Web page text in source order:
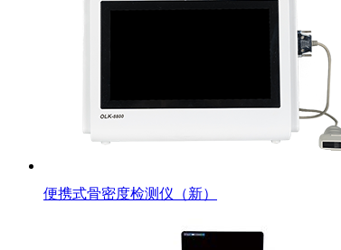
便携式骨密度检测仪（新）